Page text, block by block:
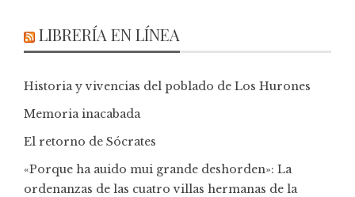
LIBRERÍA EN LÍNEA
Historia y vivencias del poblado de Los Hurones
Memoria inacabada
El retorno de Sócrates
«Porque ha auido mui grande deshorden»: La
ordenanzas de las cuatro villas hermanas de la